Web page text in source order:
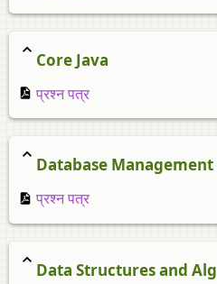
Core Java
प्रश्न पत्र
Database Management
प्रश्न पत्र
Data Structures and